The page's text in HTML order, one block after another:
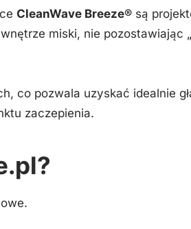
CleanWave Breeze® są
miski, nie pozostawiając
co pozwala uzyskać idealnie
zaczepienia.